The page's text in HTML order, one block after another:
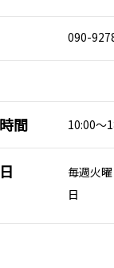
090-
間
10:00～
毎週火
日